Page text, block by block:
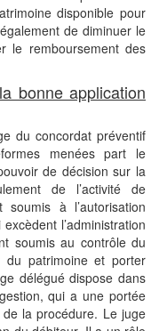
disponible pour
de diminuer le
le remboursement des
bonne application
du concordat préventif
menées part le
de décision sur la
de l’activité de
soumis à l’autorisation
l’administration
soumis au contrôle du
patrimoine et porter
délégué dispose dans
qui a une portée
la procédure. Le juge